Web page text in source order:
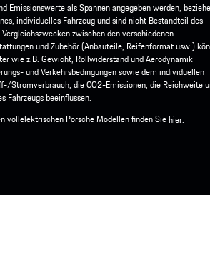
Emissionswerte als Spannen angegeben werden,
individuelles Fahrzeug und sind nicht Bestandteil des
zwischen den verschiedenen
und Zubehör (Anbauteile, Reifenformat usw.)
wie z.B. Gewicht, Rollwiderstand und Aerodynamik
und Verkehrsbedingungen sowie dem individuellen
Stromverbrauch, die CO2-Emissionen, die Reichweite
Fahrzeugs beeinflussen.
vollelektrischen Porsche Modellen finden Siehier.